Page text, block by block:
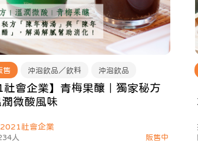
售 沖泡飲品／飲料 沖泡飲品
社會企業】青梅果釀｜獨家秘方
微酸風味
2021社會企業
人 販售中